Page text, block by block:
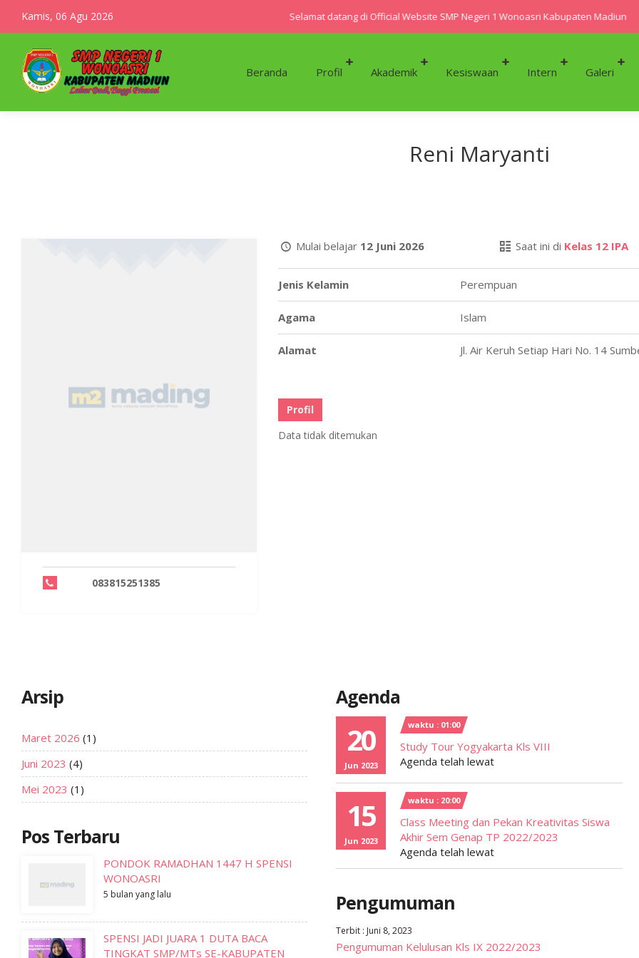
Kamis, 06 Agu 2026 Selamat datang di Official Website SMP Negeri 1 Wonoasri Kabupaten Madiun
Beranda Profil Akademik Kesiswaan Intern Galeri
Reni Maryanti
083815251385
Mulai belajar 12 Juni 2026 Saat ini di Kelas 12 IPA
Jenis Kelamin Perempuan
Agama Islam
Alamat Jl. Air Keruh Setiap Hari No. 14
Profil
Data tidak ditemukan
Arsip
Maret 2026 (1)
Juni 2023 (4)
Mei 2023 (1)
Pos Terbaru
PONDOK RAMADHAN 1447 H SPENSI
WONOASRI
5 bulan yang lalu
SPENSI JADI JUARA 1 DUTA BACA
TINGKAT SMP/MTs SE-KABUPATEN
Agenda
20
Jun 2023
waktu : 01:00
Study Tour Yogyakarta Kls VIII
Agenda telah lewat
15
Jun 2023
waktu : 20:00
Class Meeting dan Pekan Kreativitas Siswa
Akhir Sem Genap TP 2022/2023
Agenda telah lewat
Pengumuman
Terbit : Juni 8, 2023
Pengumuman Kelulusan Kls IX 2022/2023